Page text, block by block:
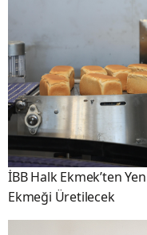
İBB Halk Ekmek’ten
Ekmeği Üretilecek